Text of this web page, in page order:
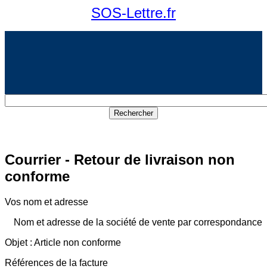
SOS-Lettre.fr
Courrier - Retour de livraison non
conforme
Vos nom et adresse
Nom et adresse de la société de vente par correspondance
Objet : Article non conforme
Références de la facture